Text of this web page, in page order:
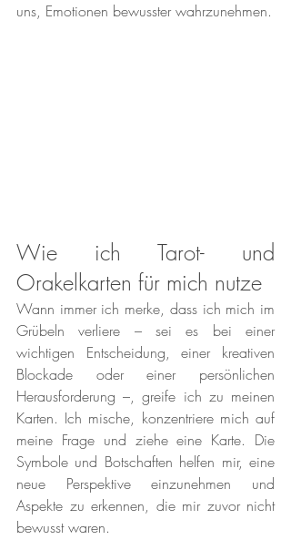
uns, Emotionen bewusster wahrzunehmen.
Wie ich Tarot- und
Orakelkarten für mich nutze
Wann immer ich merke, dass ich mich im
Grübeln verliere – sei es bei einer
wichtigen Entscheidung, einer kreativen
Blockade oder einer persönlichen
Herausforderung –, greife ich zu meinen
Karten. Ich mische, konzentriere mich auf
meine Frage und ziehe eine Karte. Die
Symbole und Botschaften helfen mir, eine
neue Perspektive einzunehmen und
Aspekte zu erkennen, die mir zuvor nicht
bewusst waren.